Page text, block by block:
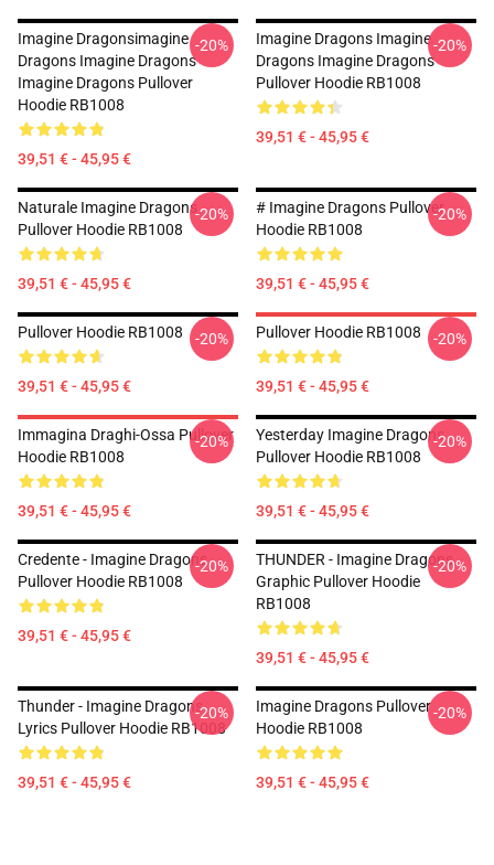
Imagine Dragonsimagine
Dragons Imagine Dragons
Imagine Dragons Pullover
Hoodie RB1008
39,51 € - 45,95 €
-20%
Imagine Dragons Imagine
Dragons Imagine Dragons
Pullover Hoodie RB1008
39,51 € - 45,95 €
-20%
Naturale Imagine Dragons
Pullover Hoodie RB1008
39,51 € - 45,95 €
-20%
# Imagine Dragons Pullover
Hoodie RB1008
39,51 € - 45,95 €
-20%
Pullover Hoodie RB1008
39,51 € - 45,95 €
-20% Pullover Hoodie RB1008
39,51 € - 45,95 €
-20%
Immagina Draghi-Ossa Pullover
Hoodie RB1008
39,51 € - 45,95 €
-20%
Yesterday Imagine Dragons
Pullover Hoodie RB1008
39,51 € - 45,95 €
-20%
Credente - Imagine Dragons
Pullover Hoodie RB1008
39,51 € - 45,95 €
-20%
THUNDER - Imagine Dragons
Graphic Pullover Hoodie
RB1008
39,51 € - 45,95 €
-20%
Thunder - Imagine Dragons
Lyrics Pullover Hoodie RB1008
39,51 € - 45,95 €
-20%
Imagine Dragons Pullover
Hoodie RB1008
39,51 € - 45,95 €
-20%